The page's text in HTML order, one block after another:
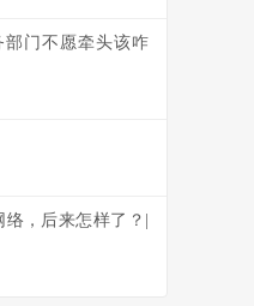
门不愿牵头该咋
，后来怎样了？|